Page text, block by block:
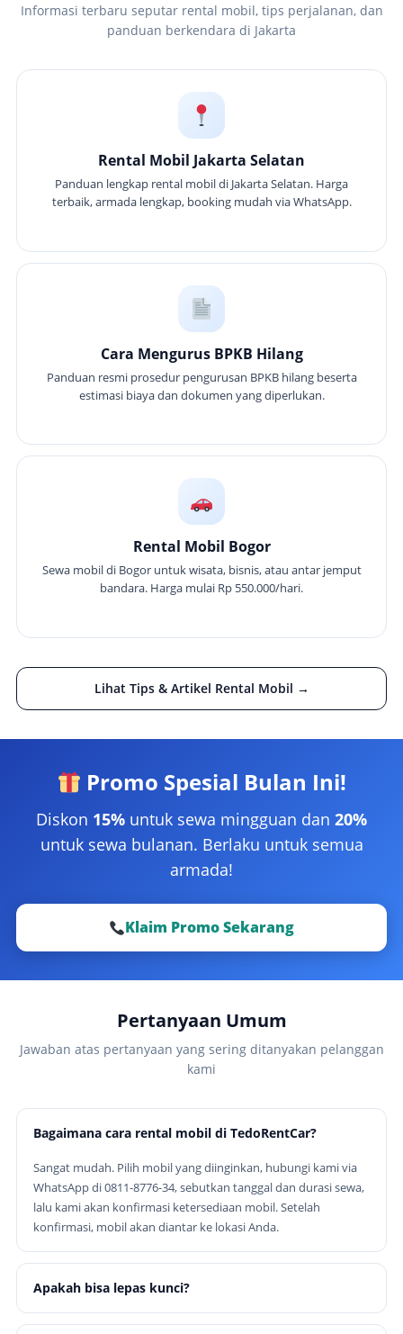
Informasi terbaru seputar rental mobil, tips perjalanan, dan
panduan berkendara di Jakarta
Rental Mobil Jakarta Selatan
Panduan lengkap rental mobil di Jakarta Selatan. Harga
terbaik, armada lengkap, booking mudah via WhatsApp.
Cara Mengurus BPKB Hilang
Panduan resmi prosedur pengurusan BPKB hilang beserta
estimasi biaya dan dokumen yang diperlukan.
Rental Mobil Bogor
Sewa mobil di Bogor untuk wisata, bisnis, atau antar jemput
bandara. Harga mulai Rp 550.000/hari.
Lihat Tips & Artikel Rental Mobil →
Promo Spesial Bulan Ini!
Diskon 15% untuk sewa mingguan dan 20%
untuk sewa bulanan. Berlaku untuk semua
armada!
Klaim Promo Sekarang
Pertanyaan Umum
Jawaban atas pertanyaan yang sering ditanyakan pelanggan
kami
Bagaimana cara rental mobil di TedoRentCar?
Sangat mudah. Pilih mobil yang diinginkan, hubungi kami via
WhatsApp di 0811-8776-34, sebutkan tanggal dan durasi sewa,
lalu kami akan konfirmasi ketersediaan mobil. Setelah
konfirmasi, mobil akan diantar ke lokasi Anda.
Apakah bisa lepas kunci?
Ya, tersedia opsi lepas kunci untuk perorangan dengan